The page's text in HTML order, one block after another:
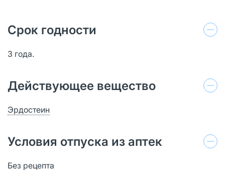
Срок годности
3 года.
Действующее вещество
Эрдостеин
Условия отпуска из аптек
Без рецепта